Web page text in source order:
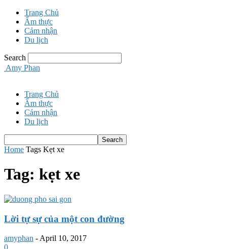
Trang Chủ
Ẩm thực
Cảm nhận
Du lịch
Search
Amy Phan
Trang Chủ
Ẩm thực
Cảm nhận
Du lịch
Home Tags Kẹt xe
Tag: kẹt xe
Lời tự sự của một con đường
amyphan - April 10, 2017